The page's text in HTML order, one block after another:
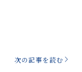
次の記事を読む